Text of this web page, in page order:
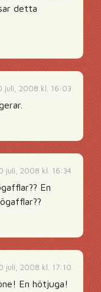
detta
juli, 2008 kl. 16:03
juli, 2008 kl. 16:34
En
juli, 2008 kl. 17:10
En hötjuga!